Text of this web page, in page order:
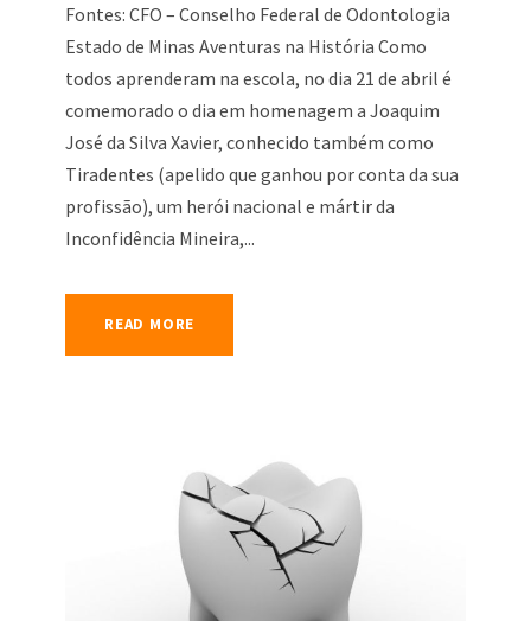
Fontes: CFO – Conselho Federal de Odontologia
Estado de Minas Aventuras na História Como
todos aprenderam na escola, no dia 21 de abril é
comemorado o dia em homenagem a Joaquim
José da Silva Xavier, conhecido também como
Tiradentes (apelido que ganhou por conta da sua
profissão), um herói nacional e mártir da
Inconfidência Mineira,...
READ MORE